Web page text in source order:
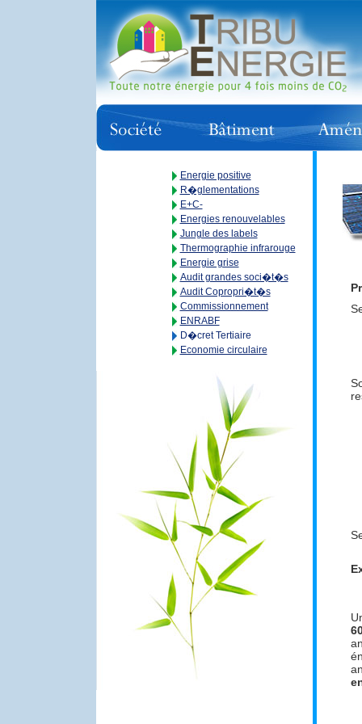
Energie positive
R�glementations
E+C-
Energies renouvelables
Jungle des labels
Thermographie infrarouge
Energie grise
Audit grandes soci�t�s
Audit Copropri�t�s
Commissionnement
ENRABF
D�cret Tertiaire
Economie circulaire